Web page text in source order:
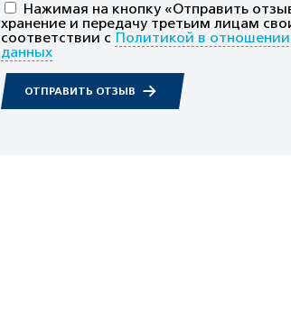
Нажимая на кнопку «Отправить
хранение и передачу третьим лицам
соответствии с Политикой в
данных
ОТПРАВИТЬ ОТЗЫВ